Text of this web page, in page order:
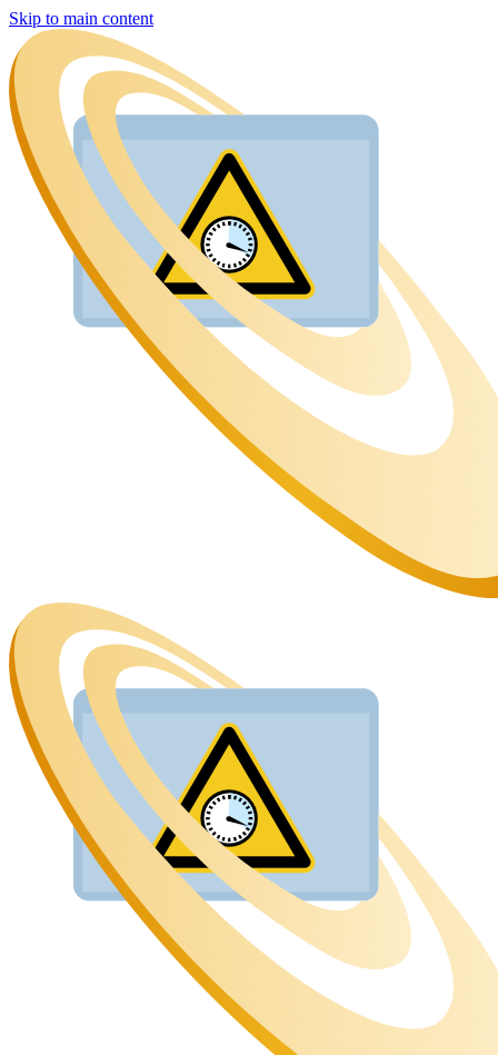
Skip to main content